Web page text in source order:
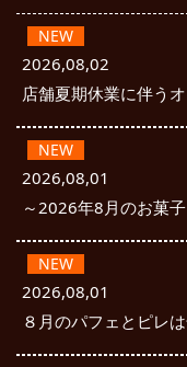
NEW
2026,08,02
店舗夏期休業に伴う
NEW
2026,08,01
～2026年8月のお菓子
NEW
2026,08,01
８月のパフェとピレ